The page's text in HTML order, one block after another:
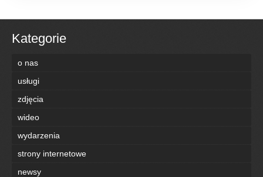
Kategorie
o nas
usługi
zdjęcia
wideo
wydarzenia
strony internetowe
newsy